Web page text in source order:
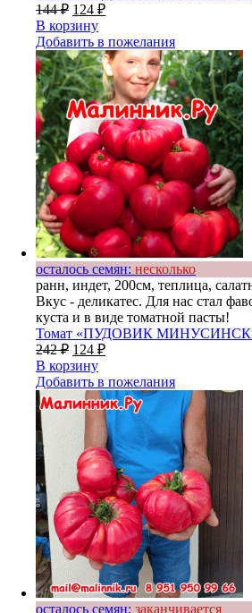
144₽ 124 ₽
В корзину
Добавить в пожелания
осталось семян: несколько
ранн, индет, 200см, теплица,
Вкус - деликатес. Для нас стал
куста и в виде томатной пасты!
Томат «ПУДОВИК
242₽ 124 ₽
В корзину
Добавить в пожелания
осталось семян: заканчивается